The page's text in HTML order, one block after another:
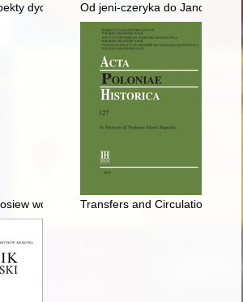
dydaktyki Od jeni-czeryka do Janczara
wolności" : ludzie i miejsca powstania
Transfers and Circulations